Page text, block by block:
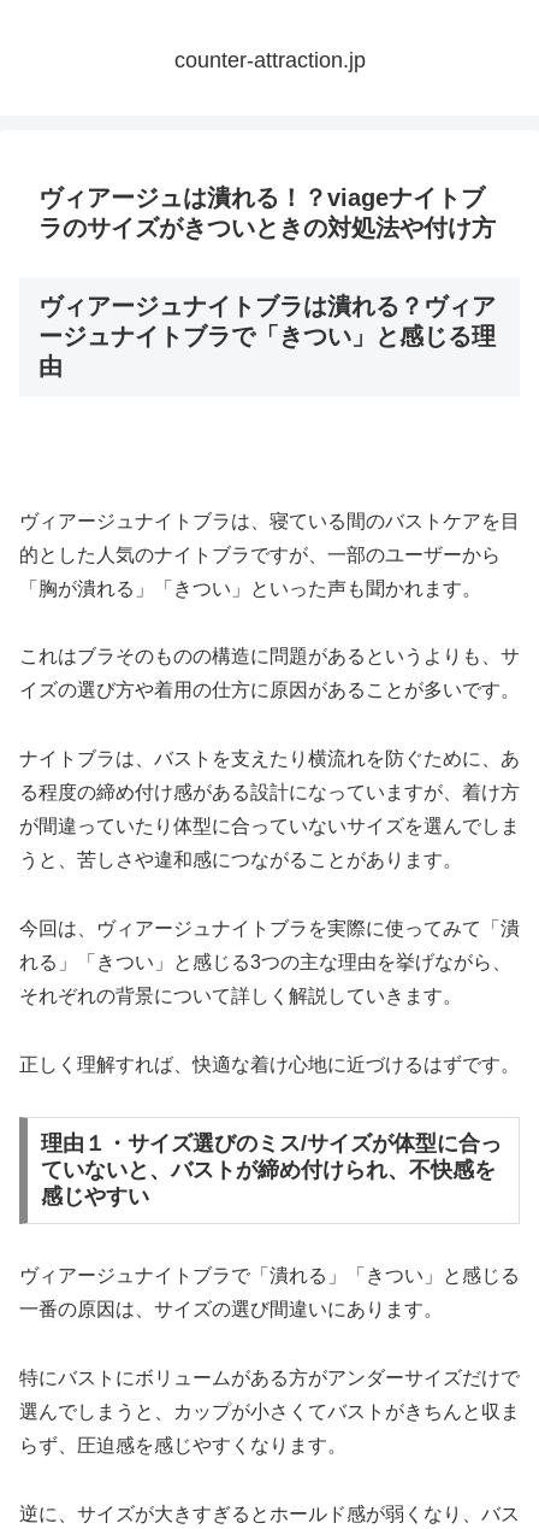
counter-attraction.jp
ヴィアージュは潰れる！？viageナイトブ
ラのサイズがきついときの対処法や付け方
ヴィアージュナイトブラは潰れる？ヴィア
ージュナイトブラで「きつい」と感じる理
由
ヴィアージュナイトブラは、寝ている間のバストケアを目
的とした人気のナイトブラですが、一部のユーザーから
「胸が潰れる」「きつい」といった声も聞かれます。
これはブラそのものの構造に問題があるというよりも、サ
イズの選び方や着用の仕方に原因があることが多いです。
ナイトブラは、バストを支えたり横流れを防ぐために、あ
る程度の締め付け感がある設計になっていますが、着け方
が間違っていたり体型に合っていないサイズを選んでしま
うと、苦しさや違和感につながることがあります。
今回は、ヴィアージュナイトブラを実際に使ってみて「潰
れる」「きつい」と感じる3つの主な理由を挙げながら、
それぞれの背景について詳しく解説していきます。
正しく理解すれば、快適な着け心地に近づけるはずです。
理由１・サイズ選びのミス/サイズが体型に合っ
ていないと、バストが締め付けられ、不快感を
感じやすい
ヴィアージュナイトブラで「潰れる」「きつい」と感じる
一番の原因は、サイズの選び間違いにあります。
特にバストにボリュームがある方がアンダーサイズだけで
選んでしまうと、カップが小さくてバストがきちんと収ま
らず、圧迫感を感じやすくなります。
逆に、サイズが大きすぎるとホールド感が弱くなり、バス